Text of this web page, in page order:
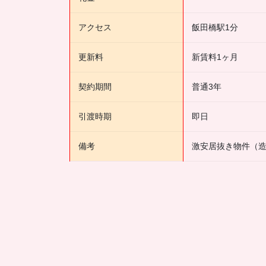
アクセス 飯田橋駅1分
更新料 新賃料1ヶ月
契約期間 普通3年
引渡時期 即日
備考 激安居抜き物件（